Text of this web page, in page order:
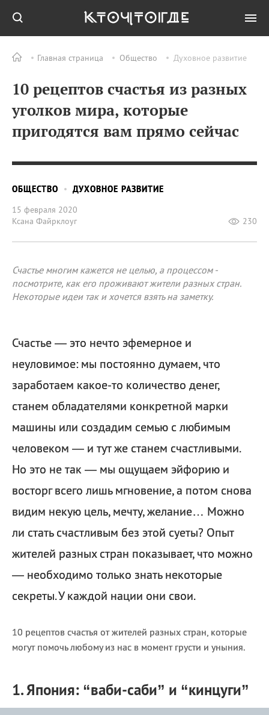
Главная страница Общество Духовное развитие
10 рецептов счастья из разных
уголков мира, которые
пригодятся вам прямо сейчас
ОБЩЕСТВО
ДУХОВНОЕ РАЗВИТИЕ
15 февраля 2020
Ксана Файрклоуг
230
Счастье многим кажется не целью, а процессом -
посмотрите, как его проживают жители разных стран.
Некоторые идеи так и хочется взять на заметку.
Счастье — это нечто эфемерное и
неуловимое: мы постоянно думаем, что
заработаем какое-то количество денег,
станем обладателями конкретной марки
машины или создадим семью с любимым
человеком — и тут же станем счастливыми.
Но это не так — мы ощущаем эйфорию и
восторг всего лишь мгновение, а потом снова
видим некую цель, мечту, желание… Можно
ли стать счастливым без этой суеты? Опыт
жителей разных стран показывает, что можно
— необходимо только знать некоторые
секреты. У каждой нации они свои.
10 рецептов счастья от жителей разных стран, которые
могут помочь любому из нас в момент грусти и уныния.
1. Япония: “ваби-саби” и “кинцуги”